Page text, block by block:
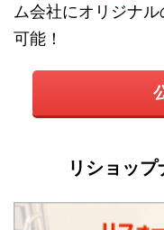
ム会社にオリジナル
可能！
リショップ